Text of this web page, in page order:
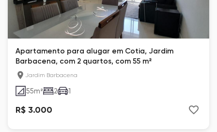
Apartamento para alugar em Cotia, Jardim
Barbacena, com 2 quartos, com 55 m²
Jardim Barbacena
55m² 2 1
R$ 3.000